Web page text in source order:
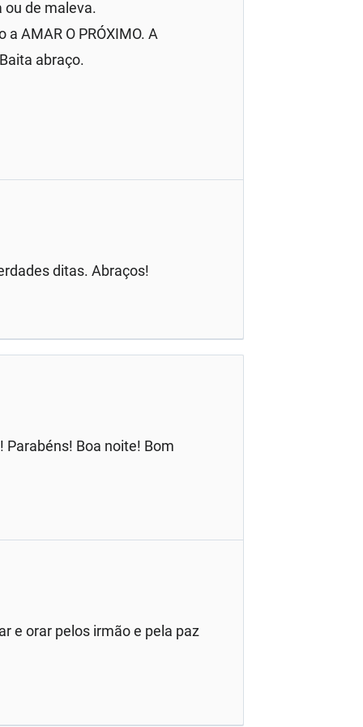
ou de maleva.
AMAR O PRÓXIMO. A
abraço.
ditas. Abraços!
Boa noite! Bom
e orar pelos irmão e pela paz